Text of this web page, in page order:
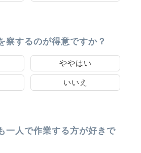
察するのが得意ですか？
ややはい
いいえ
一人で作業する方が好きで